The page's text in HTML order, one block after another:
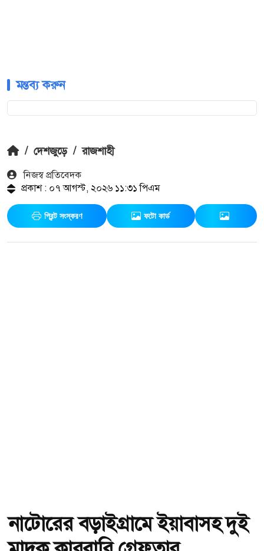
মন্তব্য করুন
/ দেশজুড়ে / রাজশাহী
নিজস্ব প্রতিবেদক
প্রকাশ : ০৭ আগস্ট, ২০২৬ ১১:৩১ পিএম
প্রিন্ট সংস্করণ ফটো কার্ড
নাটোরের বড়াইগ্রামে ইয়াবাসহ দুই